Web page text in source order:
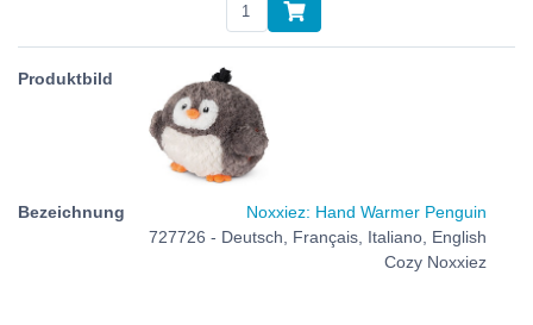
Noxxiez: Hand Warmer Penguin
727726 - Deutsch, Français, Italiano, English
Cozy Noxxiez